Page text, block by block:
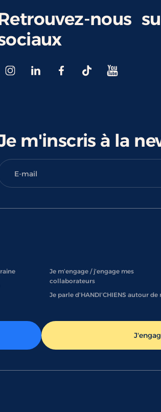
nous
m'inscris à la
Je m’engage / j’engage mes
collaborateurs
Je parle d’HANDI’CHIENS autour de